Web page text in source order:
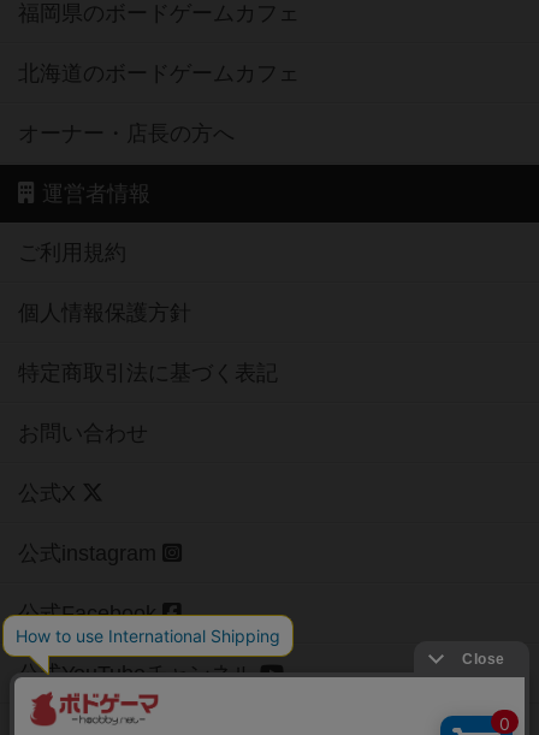
福岡県のボードゲームカフェ
北海道のボードゲームカフェ
オーナー・店長の方へ
運営者情報
ご利用規約
個人情報保護方針
特定商取引法に基づく表記
お問い合わせ
公式X
公式instagram
公式Facebook
公式YouTubeチャンネル